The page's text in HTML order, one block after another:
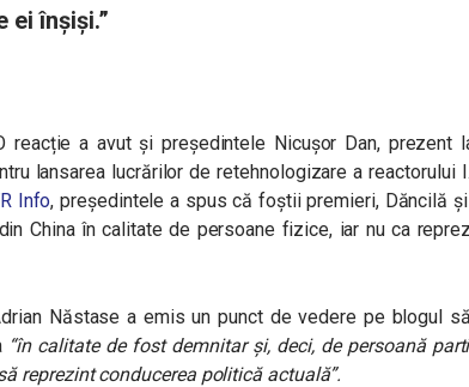
ei înșiși.”
reacție a avut și președintele Nicușor Dan, prezent
lansarea lucrărilor de retehnologizare a reactorului
Info, președintele a spus că foștii premieri, Dăncilă
China în calitate de persoane fizice, iar nu ca
Năstase a emis un punct de vedere pe blogul
“în calitate de fost demnitar și, deci, de persoană
reprezint conducerea politică actuală”.